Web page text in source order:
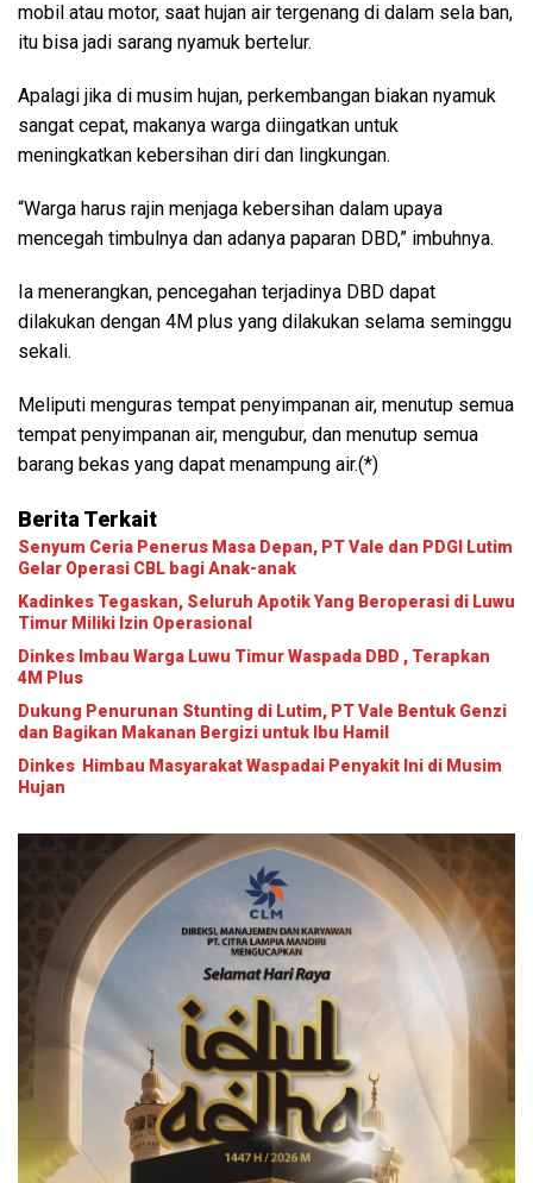
mobil atau motor, saat hujan air tergenang di dalam sela ban,
itu bisa jadi sarang nyamuk bertelur.
Apalagi jika di musim hujan, perkembangan biakan nyamuk
sangat cepat, makanya warga diingatkan untuk
meningkatkan kebersihan diri dan lingkungan.
“Warga harus rajin menjaga kebersihan dalam upaya
mencegah timbulnya dan adanya paparan DBD,” imbuhnya.
Ia menerangkan, pencegahan terjadinya DBD dapat
dilakukan dengan 4M plus yang dilakukan selama seminggu
sekali.
Meliputi menguras tempat penyimpanan air, menutup semua
tempat penyimpanan air, mengubur, dan menutup semua
barang bekas yang dapat menampung air.(*)
Berita Terkait
Senyum Ceria Penerus Masa Depan, PT VaIe dan PDGI Lutim
Gelar Operasi CBL bagi Anak-anak
Kadinkes Tegaskan, Seluruh Apotik Yang Beroperasi di Luwu
Timur Miliki Izin Operasional
Dinkes Imbau Warga Luwu Timur Waspada DBD , Terapkan
4M Plus
Dukung Penurunan Stunting di Lutim, PT Vale Bentuk Genzi
dan Bagikan Makanan Bergizi untuk Ibu Hamil
Dinkes Himbau Masyarakat Waspadai Penyakit Ini di Musim
Hujan